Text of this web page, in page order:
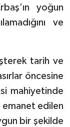
yoğun
ve
tarih ve
öncesine
mahiyetinde
emanet edilen
bir şekilde